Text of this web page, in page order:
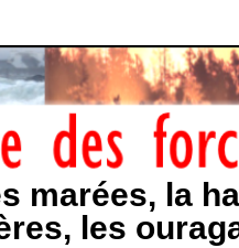
marées, la
les